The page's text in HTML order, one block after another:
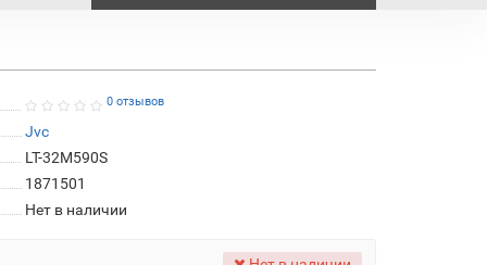
0 отзывов
Jvc
LT-32M590S
1871501
Нет в наличии